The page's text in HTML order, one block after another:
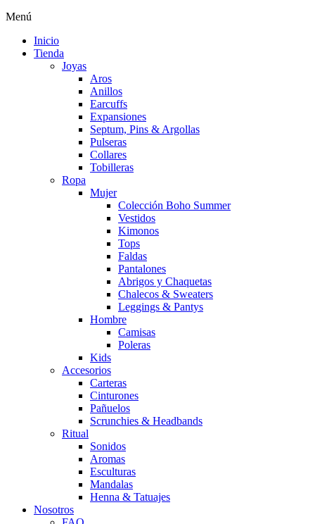
Menú
Inicio
Tienda
Joyas
Aros
Anillos
Earcuffs
Expansiones
Septum, Pins & Argollas
Pulseras
Collares
Tobilleras
Ropa
Mujer
Colección Boho Summer
Vestidos
Kimonos
Tops
Faldas
Pantalones
Abrigos y Chaquetas
Chalecos & Sweaters
Leggings & Pantys
Hombre
Camisas
Poleras
Kids
Accesorios
Carteras
Cinturones
Pañuelos
Scrunchies & Headbands
Ritual
Sonidos
Aromas
Esculturas
Mandalas
Henna & Tatuajes
Nosotros